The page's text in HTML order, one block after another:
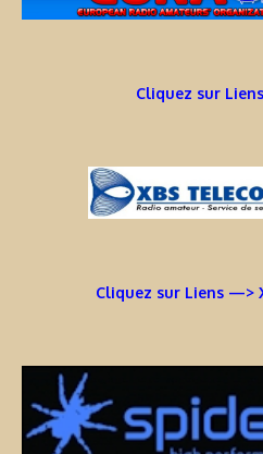
Cliquez sur
Cliquez sur Liens —>